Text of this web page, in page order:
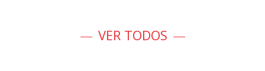
VER TODOS